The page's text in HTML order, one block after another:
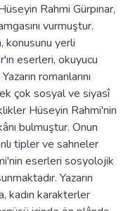
Rahmi Gürpınar,
vurmuştur.
yerli
eserleri, okuyucu
romanlarını
çok sosyal ve siyasî
Hüseyin Rahmi'nin
bulmuştur. Onun
tipler ve sahneler
eserleri sosyolojik
Yazarın
kadın karakterler